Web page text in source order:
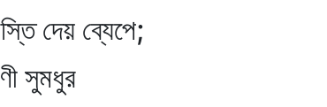
দেয় ব্যেপে;
সুমধুর